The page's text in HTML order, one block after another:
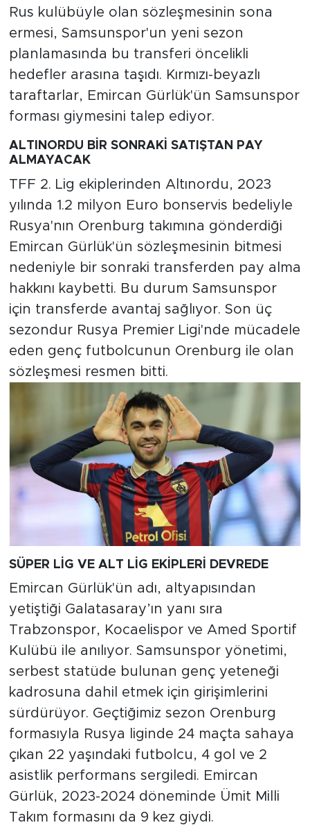
Rus kulübüyle olan sözleşmesinin sona
ermesi, Samsunspor'un yeni sezon
planlamasında bu transferi öncelikli
hedefler arasına taşıdı. Kırmızı-beyazlı
taraftarlar, Emircan Gürlük'ün Samsunspor
forması giymesini talep ediyor.
ALTINORDU BİR SONRAKİ SATIŞTAN PAY
ALMAYACAK
TFF 2. Lig ekiplerinden Altınordu, 2023
yılında 1.2 milyon Euro bonservis bedeliyle
Rusya'nın Orenburg takımına gönderdiği
Emircan Gürlük'ün sözleşmesinin bitmesi
nedeniyle bir sonraki transferden pay alma
hakkını kaybetti. Bu durum Samsunspor
için transferde avantaj sağlıyor. Son üç
sezondur Rusya Premier Ligi'nde mücadele
eden genç futbolcunun Orenburg ile olan
sözleşmesi resmen bitti.
SÜPER LİG VE ALT LİG EKİPLERİ DEVREDE
Emircan Gürlük'ün adı, altyapısından
yetiştiği Galatasaray’ın yanı sıra
Trabzonspor, Kocaelispor ve Amed Sportif
Kulübü ile anılıyor. Samsunspor yönetimi,
serbest statüde bulunan genç yeteneği
kadrosuna dahil etmek için girişimlerini
sürdürüyor. Geçtiğimiz sezon Orenburg
formasıyla Rusya liginde 24 maçta sahaya
çıkan 22 yaşındaki futbolcu, 4 gol ve 2
asistlik performans sergiledi. Emircan
Gürlük, 2023-2024 döneminde Ümit Milli
Takım formasını da 9 kez giydi.